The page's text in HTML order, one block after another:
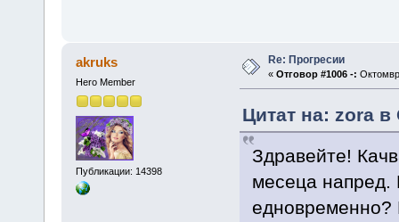
akruks
Hero Member
Публикации: 14398
Re: Прогресии
« Отговор #1006 -:
Цитат на: zora
Здравейте!
месеца напред.
едновременно?